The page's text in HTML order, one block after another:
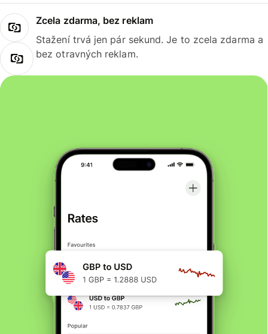
Zcela zdarma, bez reklam
Stažení trvá jen pár sekund. Je to zcela zdarma a
bez otravných reklam.